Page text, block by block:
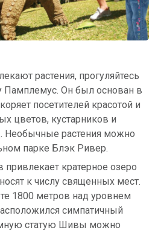
растения, прогуляйтесь
Памплемус. Он был основан в
посетителей красотой и
цветов, кустарников и
Необычные растения можно
парке Блэк Ривер.
кратерное озеро
к числу священных мест.
1800 метров над уровнем
симпатичный
статую Шивы можно